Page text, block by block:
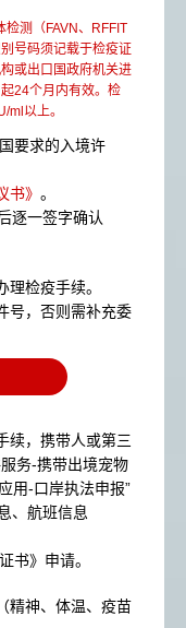
测（FAVN、RFFIT
号码须记载于检疫证
或出口国政府机关进
24个月内有效。检
ml以上。
要求的入境许
书》 。
逐一签字确认
检疫手续。
号，否则需补充委
续，携带人或第三
务-携带出境宠物
用-口岸执法申报”
、航班信息
书》申请。
精神、体温、疫苗